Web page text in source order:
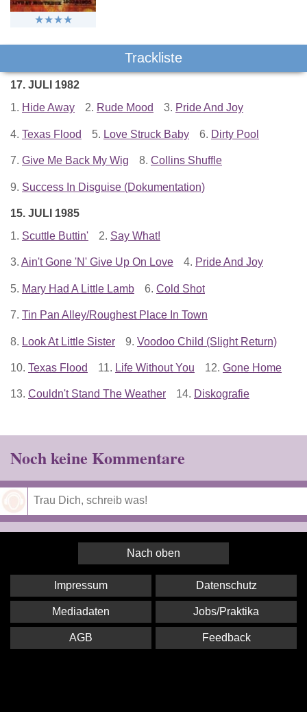
Trackliste
17. JULI 1982
1. Hide Away 2. Rude Mood 3. Pride And Joy
4. Texas Flood 5. Love Struck Baby 6. Dirty Pool
7. Give Me Back My Wig 8. Collins Shuffle
9. Success In Disguise (Dokumentation)
15. JULI 1985
1. Scuttle Buttin' 2. Say What!
3. Ain't Gone 'N' Give Up On Love 4. Pride And Joy
5. Mary Had A Little Lamb 6. Cold Shot
7. Tin Pan Alley/Roughest Place In Town
8. Look At Little Sister 9. Voodoo Child (Slight Return)
10. Texas Flood 11. Life Without You 12. Gone Home
13. Couldn't Stand The Weather 14. Diskografie
Noch keine Kommentare
Nach oben
Impressum Datenschutz
Mediadaten Jobs/Praktika
AGB Feedback